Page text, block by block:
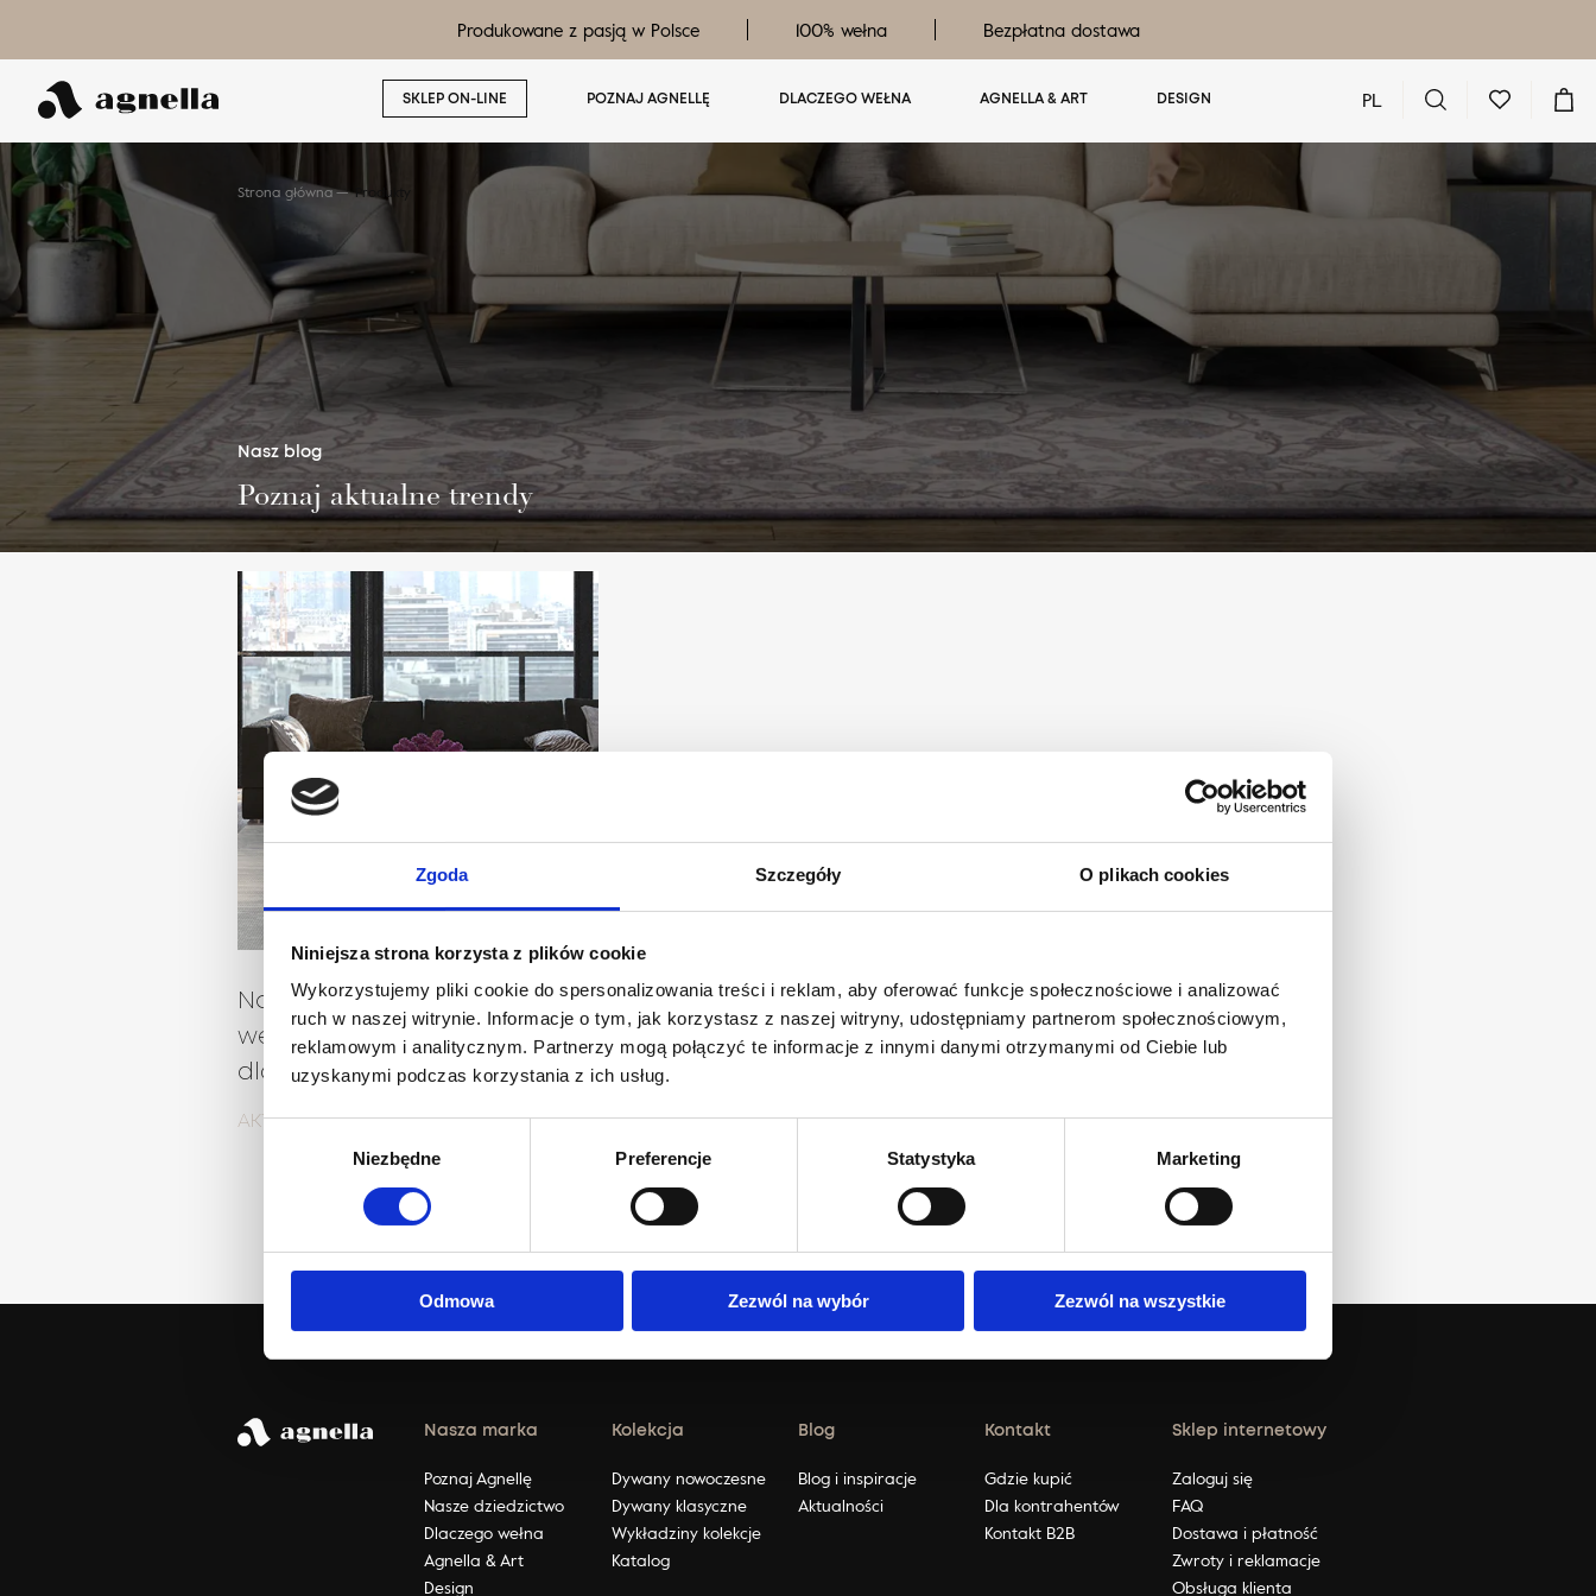
Zgoda Szczegóły O plikach cookies
Niniejsza strona korzysta z plików cookie
Wykorzystujemy pliki cookie do spersonalizowania treści i reklam, aby oferować funkcje społecznościowe i analizować
ruch w naszej witrynie. Informacje o tym, jak korzystasz z naszej witryny, udostępniamy partnerom społecznościowym,
reklamowym i analitycznym. Partnerzy mogą połączyć te informacje z innymi danymi otrzymanymi od Ciebie lub
uzyskanymi podczas korzystania z ich usług.
Niezbędne Preferencje Statystyka Marketing
Odmowa Zezwól na wybór Zezwól na wszystkie
Produkowane z pasją w Polsce 100% wełna Bezpłatna dostawa
SKLEP ON-LINE POZNAJ AGNELLĘ DLACZEGO WEŁNA AGNELLA & ART DESIGN PL
Nie masz produktów w ulubionych
Nie masz produktów w koszyku
Strona główna Produkty
Nasz blog
Poznaj aktualne trendy
Nowoczesny dywan
wełniany – wybierz idealny
dla siebie
AKTUALNOŚCI
Nasza marka
Poznaj Agnellę
Nasze dziedzictwo
Dlaczego wełna
Agnella & Art
Design
Kolekcja
Dywany nowoczesne
Dywany klasyczne
Wykładziny kolekcje
Katalog
Blog
Blog i inspiracje
Aktualności
Kontakt
Gdzie kupić
Dla kontrahentów
Kontakt B2B
Sklep internetowy
Zaloguj się
FAQ
Dostawa i płatność
Zwroty i reklamacje
Obsługa klienta
Wyszukaj produkt